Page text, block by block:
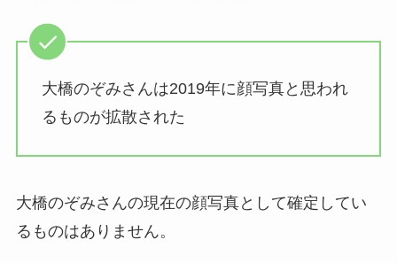
大橋のぞみさんは2019年に顔写真と思われ
るものが拡散された
大橋のぞみさんの現在の顔写真として確定してい
るものはありません。